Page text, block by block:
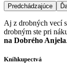
Predchádzajúce
Aj z drobných vecí
drobným ste pri
na Dobrého Anjela
Kníhkupectvá